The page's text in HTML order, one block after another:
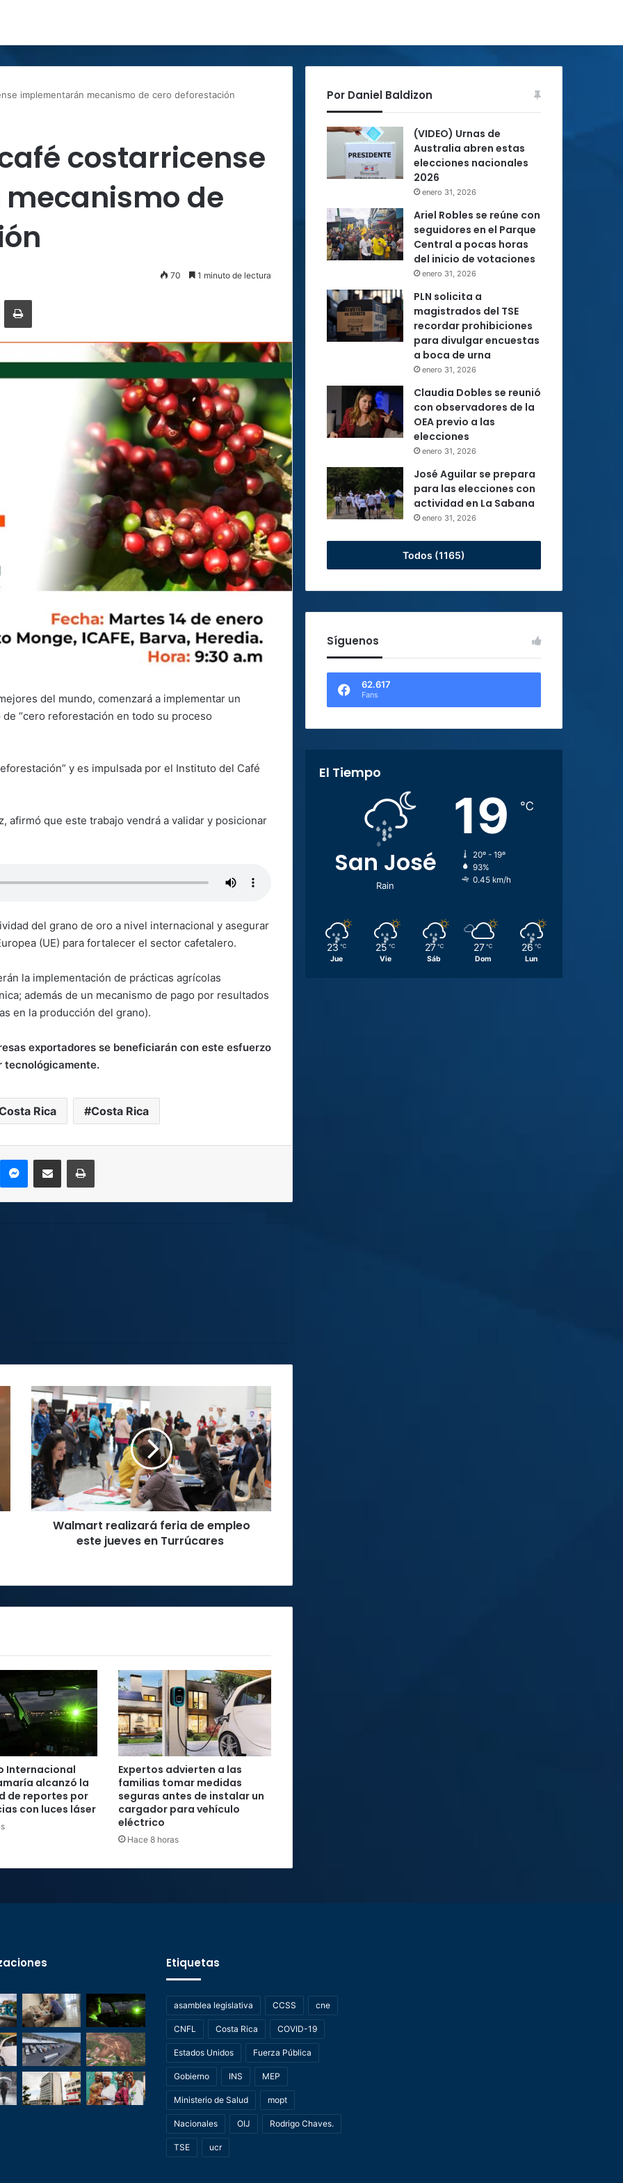
implementarán mecanismo de cero deforestación
costarricense
de
70 1 minuto de lectura
por correo electrónicoImprimir
del mundo, comenzará a implementar un
“cero reforestación en todo su proceso
y es impulsada por el Instituto del Café
afirmó que este trabajo vendrá a validar y posicionar
del grano de oro a nivel internacional y asegurar
(UE) para fortalecer el sector cafetalero.
la implementación de prácticas agrícolas
además de un mecanismo de pago por resultados
en la producción del grano).
exportadores se beneficiarán con este esfuerzo
tecnológicamente.
Rica Costa Rica
MessengerCompartir por correo electrónicoImprimir
Walmart
realizará
feria
de
empleo
este
jueves
en
Turrúcares
Walmart realizará feria de empleo
este jueves en Turrúcares
Internacional
alcanzó la
de reportes por
con luces láser
Expertos advierten a las
familias tomar medidas
seguras antes de instalar un
cargador para vehículo
eléctrico
Hace 8 horas
Por Daniel Baldizon
(VIDEO) Urnas de
Australia abren estas
elecciones nacionales
2026
enero 31, 2026
Ariel Robles se reúne con
seguidores en el Parque
Central a pocas horas
del inicio de votaciones
enero 31, 2026
PLN solicita a
magistrados del TSE
recordar prohibiciones
para divulgar encuestas
a boca de urna
enero 31, 2026
Claudia Dobles se reunió
con observadores de la
OEA previo a las
elecciones
enero 31, 2026
José Aguilar se prepara
para las elecciones con
actividad en La Sabana
enero 31, 2026
Todos (1165)
Síguenos
62.617
Fans
El Tiempo
San José
Rain
19 ℃
20º - 19º
93%
0.45 km/h
23 ℃
Jue
25 ℃
Vie
27 ℃
Sáb
27 ℃
Dom
26 ℃
Lun
Etiquetas
asamblea legislativa CCSS cne
CNFL Costa Rica COVID-19
Estados Unidos Fuerza Pública
Gobierno INS MEP
Ministerio de Salud mopt
Nacionales OIJ Rodrigo Chaves.
TSE ucr